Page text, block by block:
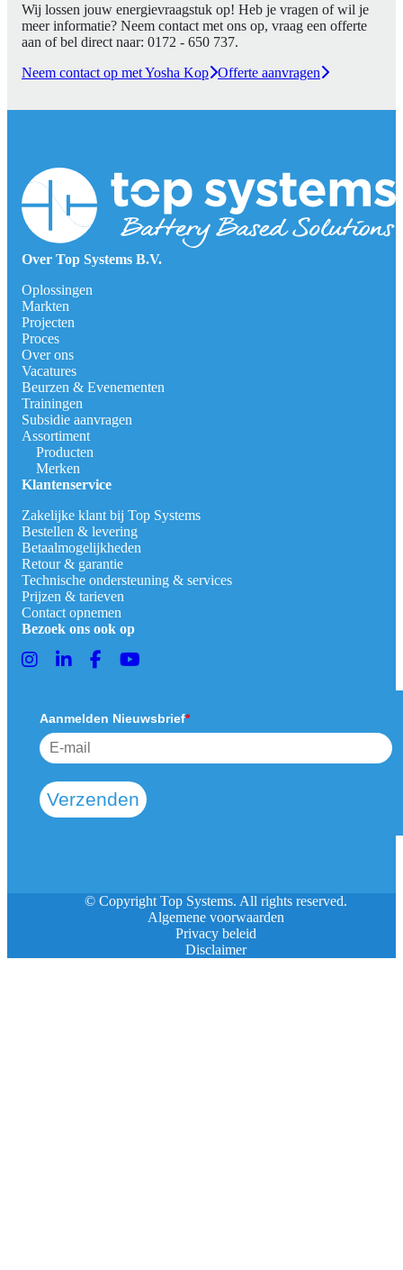
Wij lossen jouw energievraagstuk op! Heb je vragen of wil je
meer informatie? Neem contact met ons op, vraag een offerte
aan of bel direct naar: 0172 - 650 737.
Neem contact op met Yosha Kop Offerte aanvragen
Over Top Systems B.V.
Oplossingen
Markten
Projecten
Proces
Over ons
Vacatures
Beurzen & Evenementen
Trainingen
Subsidie aanvragen
Assortiment
Producten
Merken
Klantenservice
Zakelijke klant bij Top Systems
Bestellen & levering
Betaalmogelijkheden
Retour & garantie
Technische ondersteuning & services
Prijzen & tarieven
Contact opnemen
Bezoek ons ook op
Aanmelden Nieuwsbrief*
Verzenden
© Copyright Top Systems. All rights reserved.
Algemene voorwaarden
Privacy beleid
Disclaimer